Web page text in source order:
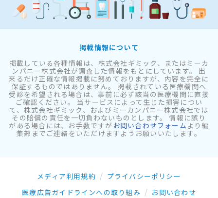
掲載情報について
掲載している各種情報は、株式会社ギミック、またはミーカ
ンパニー株式会社が調査した情報をもとにしています。 出
来るだけ正確な情報掲載に努めておりますが、内容を完全に
保証するものではありません。 掲載されている医療機関へ
受診を希望される場合は、事前に必ず該当の医療機関に直接
ご確認ください。 当サービスによって生じた損害につい
て、株式会社ギミック、およびミーカンパニー株式会社では
その賠償の責任を一切負わないものとします。 情報に誤り
がある場合には、お手数ですが お問い合わせフォーム より編
集部までご連絡をいただけますようお願いいたします。
メディア利用規約
プライバシーポリシー
医療広告ガイドラインへの取り組み
お問い合わせ